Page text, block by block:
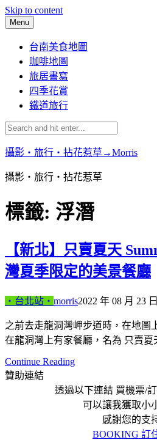
Skip to content
Menu
台南美食地圖
咖啡地圖
旅居書寫
四季花賞
鐵道旅行
攝影‧旅行‧拈花惹草→Morris
攝影‧旅行‧拈花惹草
標籤: 浮潛
【新北】只賣夏天
灣夏季限定的美景餐廳
‧台北站‧ morris2022 年 08 月 23 日
之前去走龍洞灣岬步道時，在地圖
在龍洞灣上有家餐廳，名為 只賣夏
Continue Reading
贊助連結
透過以下連結 買機票/
可以讓我獲取小
感謝您的支
BOOKING 訂